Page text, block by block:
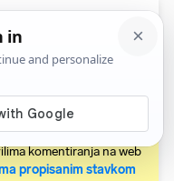
Relevantni
članke obvezan je
komentiranja na web
propisanim stavkom